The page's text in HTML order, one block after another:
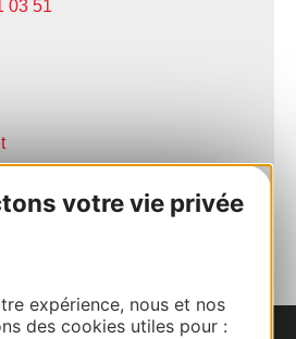
votre vie privée
expérience, nous et nos
des cookies utiles pour :
03 51